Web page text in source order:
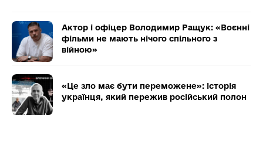
Актор і офіцер Володимир Ращук: «Воєнні
фільми не мають нічого спільного з
війною»
«Це зло має бути переможене»: історія
українця, який пережив російський полон